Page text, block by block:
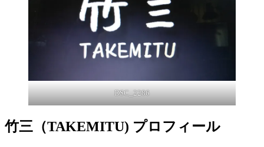
DSC_2286
竹三（TAKEMITU) プロフィール